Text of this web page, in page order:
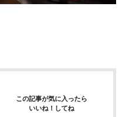
この記事が気に入ったら
いいね！してね